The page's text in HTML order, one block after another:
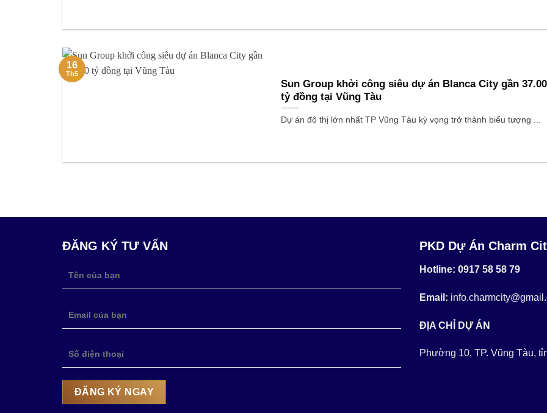
Sun Group khởi công siêu dự án Blanca City gần
tỷ đồng tại Vũng Tàu
Dự án đô thị lớn nhất TP Vũng Tàu kỳ vọng trở thành biểu tượng ...
16
Th5
ĐĂNG KÝ TƯ VẤN PKD Dự Án Charm
Hotline: 0917 58 58 79
Email:
ĐỊA CHỈ DỰ ÁN
Phường 10, TP. Vũng Tàu,